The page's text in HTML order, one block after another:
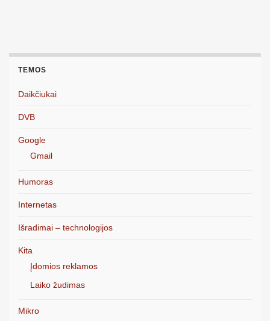
TEMOS
Daikčiukai
DVB
Google
Gmail
Humoras
Internetas
Išradimai – technologijos
Kita
Įdomios reklamos
Laiko žudimas
Mikro